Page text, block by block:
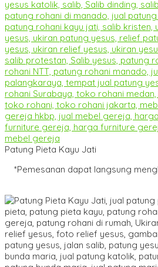
Patung Pieta Kayu Jati
*Pemesanan dapat langsung